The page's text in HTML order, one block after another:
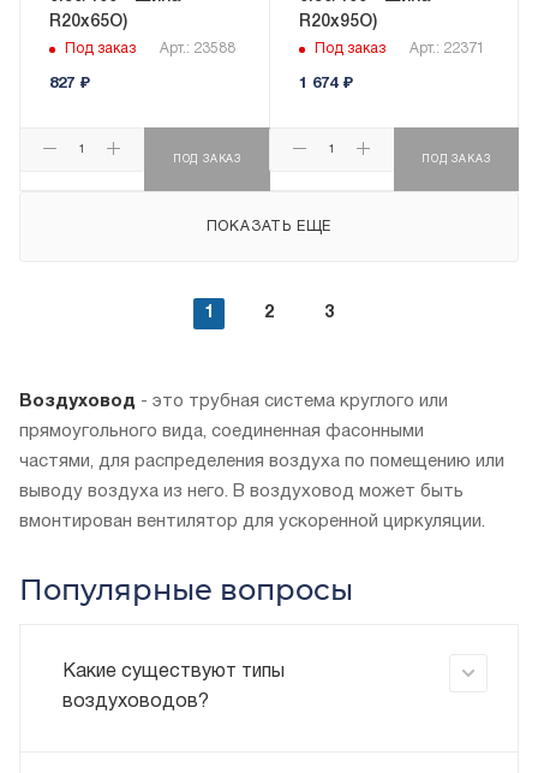
R20х65О)
Под заказ Арт.: 23588
827 ₽
ПОД ЗАКАЗ
R20х95О)
Под заказ Арт.: 22371
1 674₽
ПОД ЗАКАЗ
ПОКАЗАТЬ ЕЩЕ
1 2 3
Воздуховод - это трубная система круглого или
прямоугольного вида, соединенная фасонными
частями, для распределения воздуха по помещению или
выводу воздуха из него. В воздуховод может быть
вмонтирован вентилятор для ускоренной циркуляции.
Популярные вопросы
Какие существуют типы
воздуховодов?